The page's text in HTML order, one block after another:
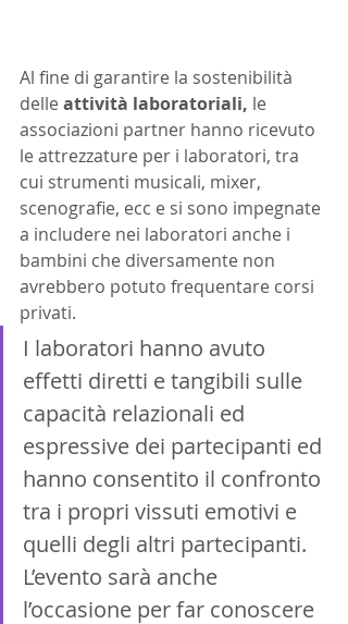
Al fine di garantire la sostenibilità
delle attività laboratoriali, le
associazioni partner hanno ricevuto
le attrezzature per i laboratori, tra
cui strumenti musicali, mixer,
scenografie, ecc e si sono impegnate
a includere nei laboratori anche i
bambini che diversamente non
avrebbero potuto frequentare corsi
privati.
I laboratori hanno avuto
effetti diretti e tangibili sulle
capacità relazionali ed
espressive dei partecipanti ed
hanno consentito il confronto
tra i propri vissuti emotivi e
quelli degli altri partecipanti.
L’evento sarà anche
l’occasione per far conoscere